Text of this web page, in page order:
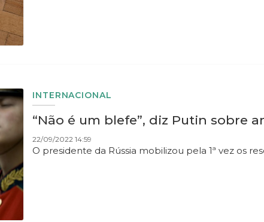
INTERNACIONAL
“Não é um blefe”, diz Putin sobre
22/09/2022 14:59
O presidente da Rússia mobilizou pela 1ª vez os